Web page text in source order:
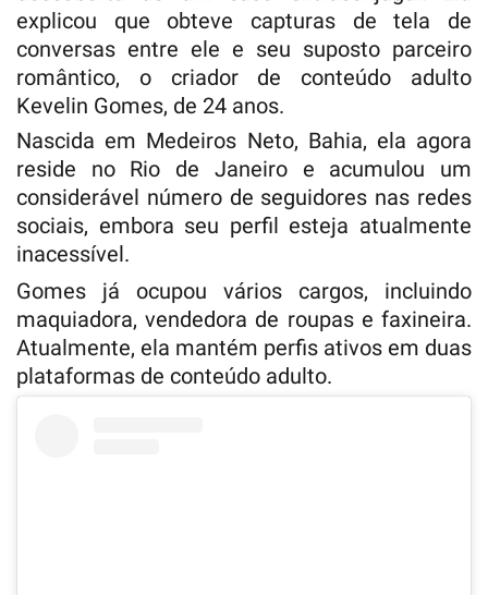
explicou que obteve capturas de tela de
conversas entre ele e seu suposto parceiro
romântico, o criador de conteúdo adulto
Kevelin Gomes, de 24 anos.
Nascida em Medeiros Neto, Bahia, ela agora
reside no Rio de Janeiro e acumulou um
considerável número de seguidores nas redes
sociais, embora seu perfil esteja atualmente
inacessível.
Gomes já ocupou vários cargos, incluindo
maquiadora, vendedora de roupas e faxineira.
Atualmente, ela mantém perfis ativos em duas
plataformas de conteúdo adulto.